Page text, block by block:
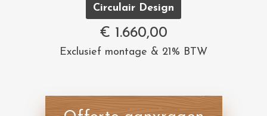
Circulair Design
€ 1.660,00
Exclusief montage & 21% BTW